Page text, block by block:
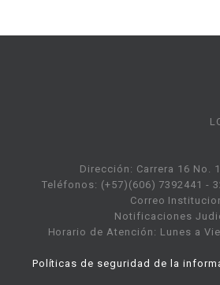
Dirección: Carrera 16 No.
Teléfonos: (+57)(606) 7392441 -
Correo
Notificaciones
Horario de Atención: Lunes a
Políticas de seguridad de la